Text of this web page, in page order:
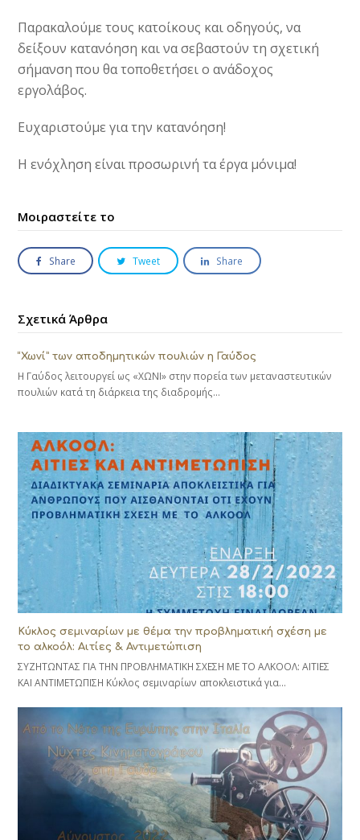
Παρακαλούμε τους κατοίκους και οδηγούς, να
δείξουν κατανόηση και να σεβαστούν τη σχετική
σήμανση που θα τοποθετήσει ο ανάδοχος
εργολάβος.
Ευχαριστούμε για την κατανόηση!
Η ενόχληση είναι προσωρινή τα έργα μόνιμα!
Μοιραστείτε το
Share Tweet Share
Σχετικά Άρθρα
“Χωνί” των αποδημητικών πουλιών η Γαύδος
Η Γαύδος λειτουργεί ως «ΧΩΝΙ» στην πορεία των μεταναστευτικών
πουλιών κατά τη διάρκεια της διαδρομής…
Κύκλος σεμιναρίων με θέμα την προβληματική σχέση με
το αλκοόλ: Αιτίες & Αντιμετώπιση
ΣΥΖΗΤΩΝΤΑΣ ΓΙΑ ΤΗΝ ΠΡΟΒΛΗΜΑΤΙΚΗ ΣΧΕΣΗ ΜΕ ΤΟ ΑΛΚΟΟΛ: ΑΙΤΙΕΣ
ΚΑΙ ΑΝΤΙΜΕΤΩΠΙΣΗ Κύκλος σεμιναρίων αποκλειστικά για…